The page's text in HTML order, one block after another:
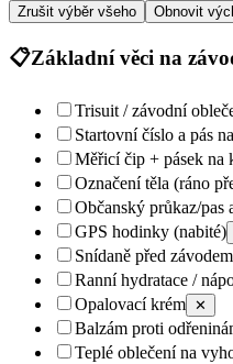
Zrušit výběr všeho Obnovit
📋Základní věci na
Trisuit / závodní
Startovní číslo a pás
Měřicí čip + pásek na
Označení těla (ráno
Občanský průkaz/pas
GPS hodinky (nabité)
Snídaně před
Ranní hydratace /
Opalovací krém ✕
Balzám proti
Teplé oblečení na